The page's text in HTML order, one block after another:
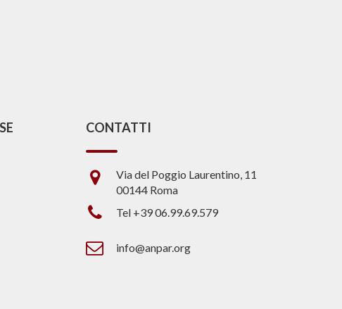
CONTATTI
Via del Poggio Laurentino, 11
00144 Roma
Tel +39 06.99.69.579
info@anpar.org